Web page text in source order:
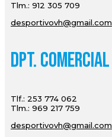
Tlm.: 912 305 709
desportivovh@gmail.com
Dpt. Comercial
Tlf.: 253 774 062
Tlm.: 969 217 759
desportivovh@gmail.com